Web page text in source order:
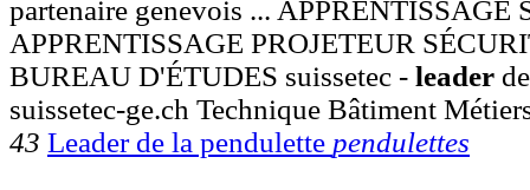
partenaire genevois ... APPRENTISSAGE
APPRENTISSAGE PROJETEUR
BUREAU D'ÉTUDES suissetec - leader
suissetec-ge.ch Technique Bâtiment
43 Leader de la pendulette pendulettes